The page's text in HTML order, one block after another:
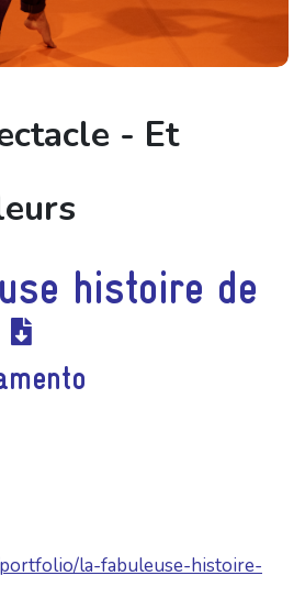
- Et
histoire de
la-fabuleuse-histoire-